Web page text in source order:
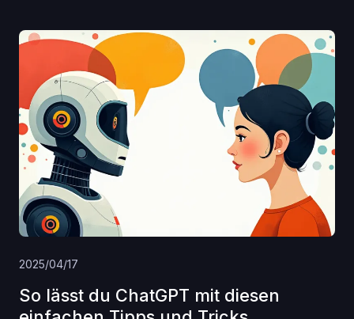
2025/04/17
So lässt du ChatGPT mit diesen